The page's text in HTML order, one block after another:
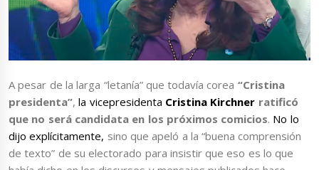
A pesar de la larga “letanía” que todavía corea “Cristina
presidenta”,la vicepresidenta Cristina Kirchner ratificó
que no será candidata en los próximos comicios. No lo
dijo explícitamente, sino que apeló a la “buena comprensión
de texto” de su electorado para insistir que eso es lo que